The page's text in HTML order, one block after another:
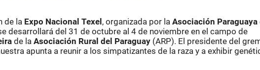
de la Expo Nacional Texel , organizada por la Asociación Paraguaya
desarrollará del 31 de octubre al 4 de noviembre en el campo de
de la Asociación Rural del Paraguay (ARP). El presidente del
apunta a reunir a los simpatizantes de la raza y a exhibir